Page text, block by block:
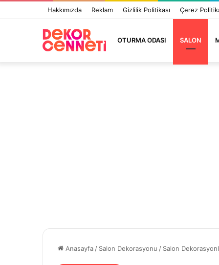
Hakkımızda Reklam Gizlilik Politikası Çerez
OTURMA ODASI SALON
Anasayfa / Salon Dekorasyonu / Salon